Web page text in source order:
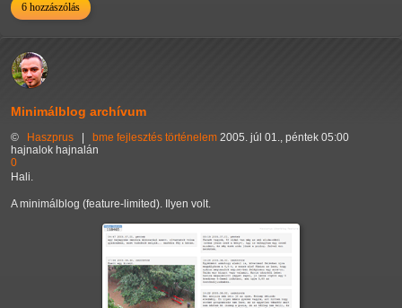
6 hozzászólás
Minimálblog archívum
© Haszprus bme fejlesztés történelem 2005. júl 01., péntek 05:00
hajnalok hajnalán
0
Hali.
A minimálblog (feature-limited). Ilyen volt.